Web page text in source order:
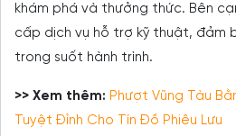
khám phá và thưởng thức. Bên
cấp dịch vụ hỗ trợ kỹ thuật, đảm
trong suốt hành trình.
>> Xem thêm: Phượt Vũng Tàu
Tuyệt Đỉnh Cho Tín Đồ Phiêu Lưu